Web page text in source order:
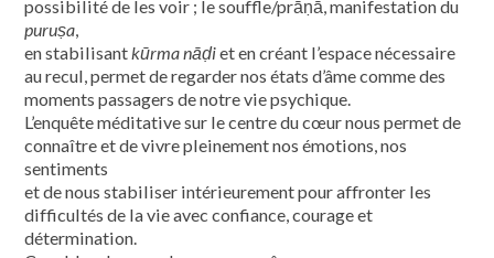
possibilité de les voir ; le souffle/prāṇā, manifestation du
puruṣa,
en stabilisantkūrma nāḍiet en créant l’espace nécessaire
au recul, permet de regarder nos états d’âme comme des
moments passagers de notre vie psychique.
L’enquête méditative sur le centre du cœur nous permet de
connaître et de vivre pleinement nos émotions, nos
sentiments
et de nous stabiliser intérieurement pour affronter les
difficultés de la vie avec confiance, courage et
détermination.